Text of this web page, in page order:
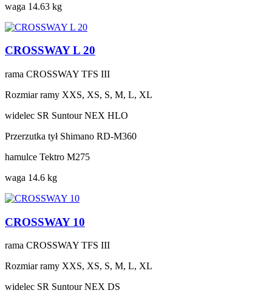
waga 14.63 kg
CROSSWAY L 20
rama CROSSWAY TFS III
Rozmiar ramy XXS, XS, S, M, L, XL
widelec SR Suntour NEX HLO
Przerzutka tył Shimano RD-M360
hamulce Tektro M275
waga 14.6 kg
CROSSWAY 10
rama CROSSWAY TFS III
Rozmiar ramy XXS, XS, S, M, L, XL
widelec SR Suntour NEX DS